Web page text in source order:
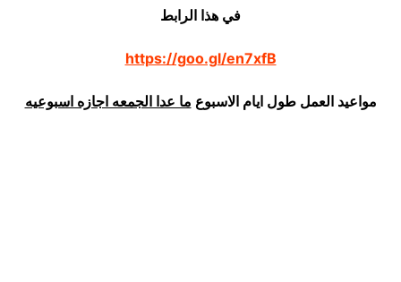
في هذا الرابط
https://goo.gl/en7xfB
مواعيد العمل طول ايام الاسبوع ما عدا الجمعه اجازه اسبوعيه